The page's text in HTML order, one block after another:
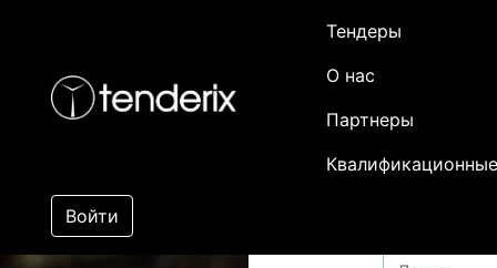
Тендеры
О нас
Партнеры
Войти